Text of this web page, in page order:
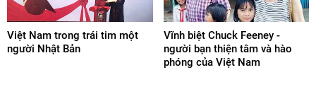
Việt Nam trong trái tim một
người Nhật Bản
Vĩnh biệt Chuck Feeney -
người bạn thiện tâm và hào
phóng của Việt Nam